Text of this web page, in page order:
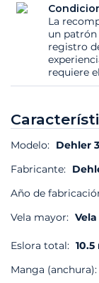
La
un
registro
requiere
Modelo: Dehler
Fabricante:
Año de
Vela mayor:
Eslora total: 10.5
Manga (anchura):